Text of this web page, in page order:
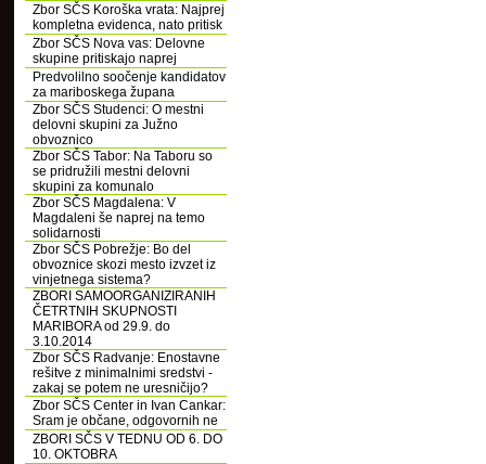
Zbor SČS Koroška vrata: Najprej
kompletna evidenca, nato pritisk
Zbor SČS Nova vas: Delovne
skupine pritiskajo naprej
Predvolilno soočenje kandidatov
za mariboskega župana
Zbor SČS Studenci: O mestni
delovni skupini za Južno
obvoznico
Zbor SČS Tabor: Na Taboru so
se pridružili mestni delovni
skupini za komunalo
Zbor SČS Magdalena: V
Magdaleni še naprej na temo
solidarnosti
Zbor SČS Pobrežje: Bo del
obvoznice skozi mesto izvzet iz
vinjetnega sistema?
ZBORI SAMOORGANIZIRANIH
ČETRTNIH SKUPNOSTI
MARIBORA od 29.9. do
3.10.2014
Zbor SČS Radvanje: Enostavne
rešitve z minimalnimi sredstvi -
zakaj se potem ne uresničijo?
Zbor SČS Center in Ivan Cankar:
Sram je občane, odgovornih ne
ZBORI SČS V TEDNU OD 6. DO
10. OKTOBRA